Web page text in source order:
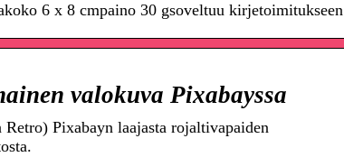
6 x 8 cmpaino 30 gsoveltuu kirjetoimitukseen
valokuva Pixabayssa
Pixabayn laajasta rojaltivapaiden